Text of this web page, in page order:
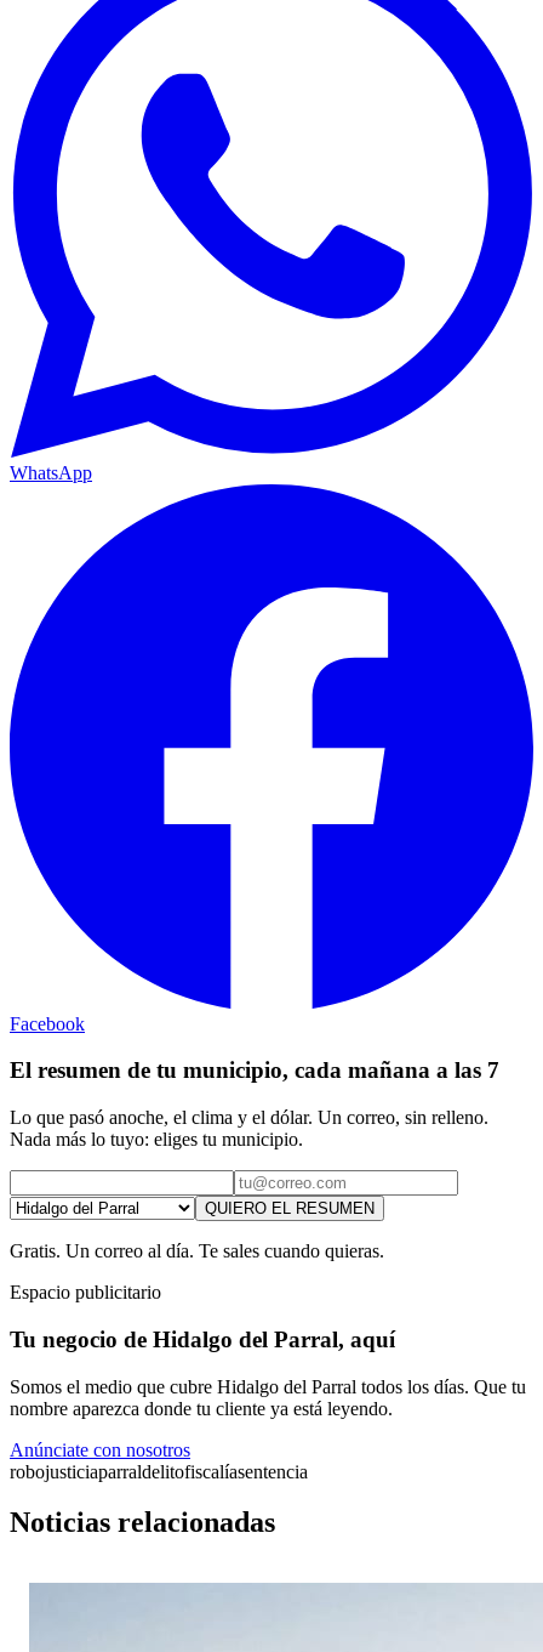
WhatsApp
Facebook
El resumen de tu municipio, cada mañana a las 7
Lo que pasó anoche, el clima y el dólar. Un correo, sin relleno.
Nada más lo tuyo: eliges tu municipio.
QUIERO EL RESUMEN
Gratis. Un correo al día. Te sales cuando quieras.
Espacio publicitario
Tu negocio de Hidalgo del Parral, aquí
Somos el medio que cubre Hidalgo del Parral todos los días. Que tu
nombre aparezca donde tu cliente ya está leyendo.
Anúnciate con nosotros
robojusticiaparraldelitofiscalíasentencia
Noticias relacionadas